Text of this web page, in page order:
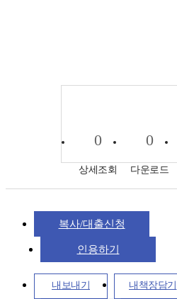
0
상세조회
0
다운로드
복사/대출신청
인용하기
내보내기 내책장담기